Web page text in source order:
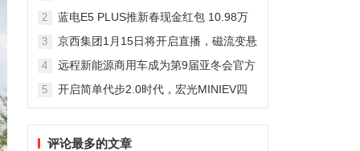
2
蓝电E5 PLUS推新春现金红包 10.98万
3
京西集团1月15日将开启直播，磁流变悬
4
远程新能源商用车成为第9届亚冬会官方
线
5
开启简单代步2.0时代，宏光MINIEV四
评论最多的文章